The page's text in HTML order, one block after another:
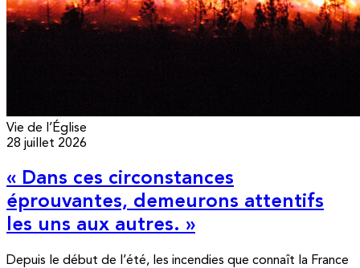
Vie de l’Église
28 juillet 2026
« Dans ces circonstances
éprouvantes, demeurons attentifs
les uns aux autres. »
Depuis le début de l’été, les incendies que connaît la France